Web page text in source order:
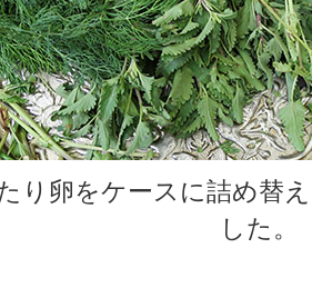
り卵をケースに詰め替
した。